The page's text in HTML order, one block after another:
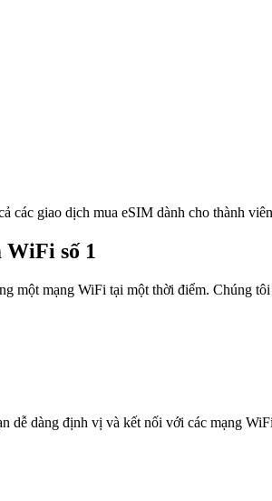
giao dịch mua eSIM dành cho thành
số 1
một mạng WiFi tại một thời điểm. Chúng
dễ dàng định vị và kết nối với các mạng